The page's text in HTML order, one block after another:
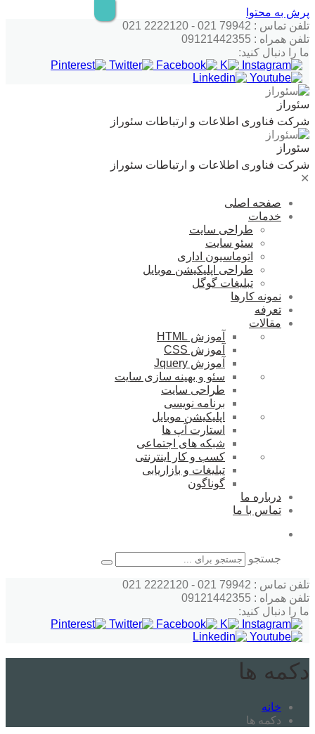
پرش به محتوا
تلفن تماس : 79942 021 - 2222120 021
تلفن همراه : 09121442355
ما را دنبال کنید:
سئوراز
شرکت فناوری اطلاعات و ارتباطات سئوراز
سئوراز
شرکت فناوری اطلاعات و ارتباطات سئوراز
✕
صفحه اصلی
خدمات
طراحی سایت
سئو سایت
اتوماسیون اداری
طراحی اپلیکیشن موبایل
تبلیغات گوگل
نمونه کارها
تعرفه
مقالات
آموزش HTML
آموزش CSS
آموزش Jquery
سئو و بهینه سازی سایت
طراحی سایت
برنامه نویسی
اپلیکیشن موبایل
استارت آپ ها
شبکه های اجتماعی
کسب و کار اینترنتی
تبلیغات و بازاریابی
گوناگون
درباره ما
تماس با ما
جستجو
تلفن تماس : 79942 021 - 2222120 021
تلفن همراه : 09121442355
ما را دنبال کنید:
دکمه ها
خانه
دکمه ها